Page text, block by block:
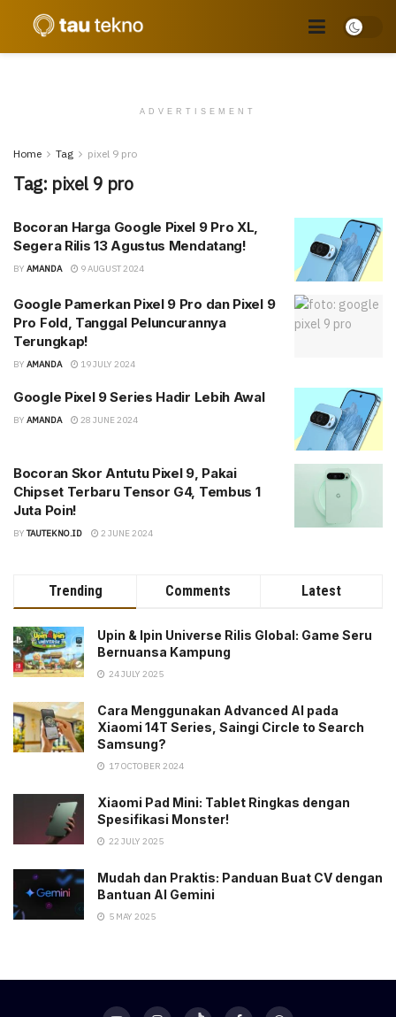
ADVERTISEMENT
Home Tag pixel 9 pro
Tag: pixel 9 pro
Bocoran Harga Google Pixel 9 Pro XL,
Segera Rilis 13 Agustus Mendatang!
BY AMANDA 9 AUGUST 2024
Google Pamerkan Pixel 9 Pro dan Pixel 9
Pro Fold, Tanggal Peluncurannya
Terungkap!
BY AMANDA 19 JULY 2024
Google Pixel 9 Series Hadir Lebih Awal
BY AMANDA 28 JUNE 2024
Bocoran Skor Antutu Pixel 9, Pakai
Chipset Terbaru Tensor G4, Tembus 1
Juta Poin!
BY TAUTEKNO.ID 2 JUNE 2024
Trending Comments Latest
Upin & Ipin Universe Rilis Global: Game Seru
Bernuansa Kampung
24 JULY 2025
Cara Menggunakan Advanced AI pada
Xiaomi 14T Series, Saingi Circle to Search
Samsung?
17 OCTOBER 2024
Xiaomi Pad Mini: Tablet Ringkas dengan
Spesifikasi Monster!
22 JULY 2025
Mudah dan Praktis: Panduan Buat CV dengan
Bantuan AI Gemini
5 MAY 2025